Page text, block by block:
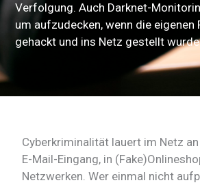
Verfolgung. Auch Darknet-
um aufzudecken, wenn die eigenen
gehackt und ins Netz gestellt
Cyberkriminalität lauert im Netz
E-Mail-Eingang, in
Netzwerken. Wer einmal nicht